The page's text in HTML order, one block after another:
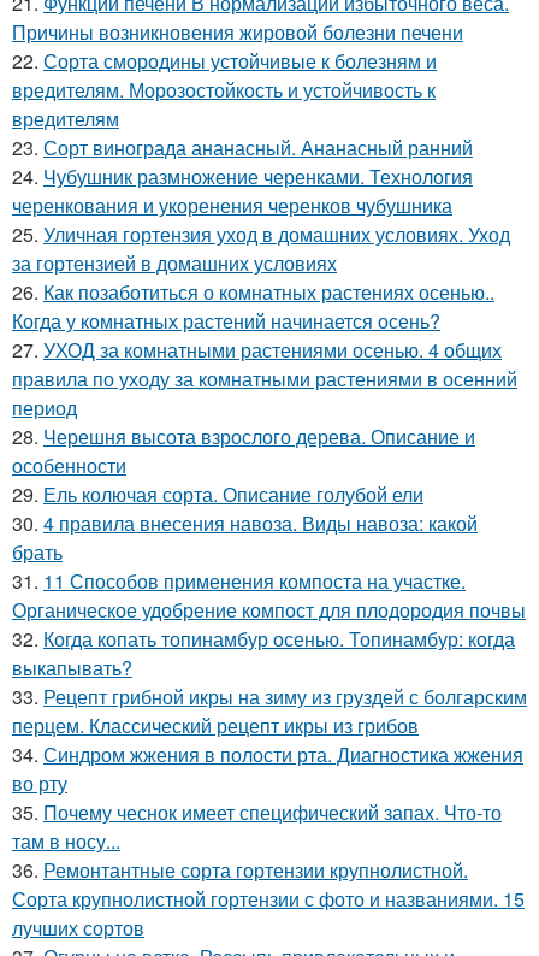
Причины возникновения жировой болезни печени
22. Сорта смородины устойчивые к болезням и
вредителям. Морозостойкость и устойчивость к
вредителям
23. Сорт винограда ананасный. Ананасный ранний
24. Чубушник размножение черенками. Технология
черенкования и укоренения черенков чубушника
25. Уличная гортензия уход в домашних условиях. Уход
за гортензией в домашних условиях
26. Как позаботиться о комнатных растениях осенью..
Когда у комнатных растений начинается осень?
27. УХОД за комнатными растениями осенью. 4 общих
правила по уходу за комнатными растениями в осенний
период
28. Черешня высота взрослого дерева. Описание и
особенности
29. Ель колючая сорта. Описание голубой ели
30. 4 правила внесения навоза. Виды навоза: какой
брать
31. 11 Способов применения компоста на участке.
Органическое удобрение компост для плодородия почвы
32. Когда копать топинамбур осенью. Топинамбур: когда
выкапывать?
33. Рецепт грибной икры на зиму из груздей с болгарским
перцем. Классический рецепт икры из грибов
34. Синдром жжения в полости рта. Диагностика жжения
во рту
35. Почему чеснок имеет специфический запах. Что-то
там в носу...
36. Ремонтантные сорта гортензии крупнолистной.
Сорта крупнолистной гортензии с фото и названиями. 15
лучших сортов